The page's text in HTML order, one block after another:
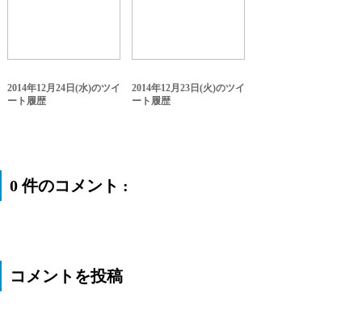
2014年12月24日(水)のツイ
ート履歴
2014年12月23日(火)のツイ
ート履歴
0 件のコメント :
コメントを投稿